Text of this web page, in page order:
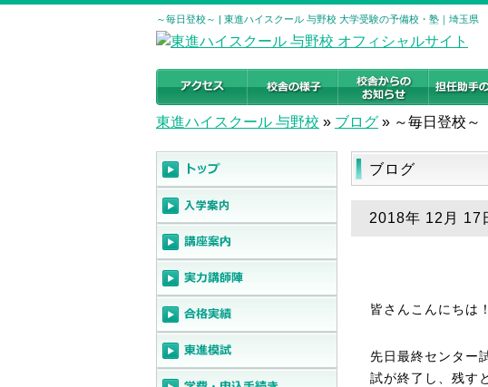
～毎日登校～ | 東進ハイスクール 与野校 大学受験の予備校・塾｜埼玉県
東進ハイスクール 与野校 » ブログ » ～毎日登校～
ブログ
2018年 12月
皆さんこんにちは
先日最終センター
試が終了し、残す